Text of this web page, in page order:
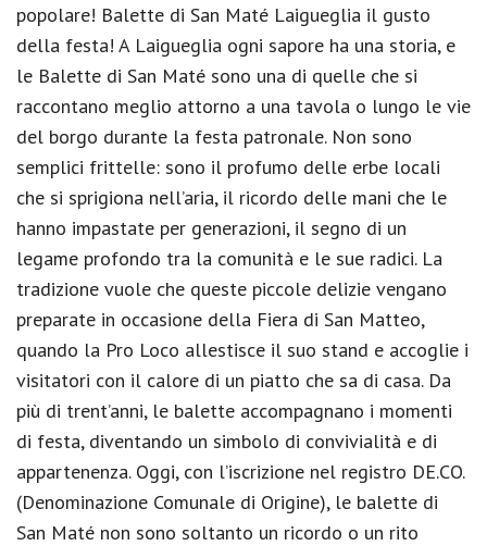
popolare! Balette di San Maté Laigueglia il gusto
della festa! A Laigueglia ogni sapore ha una storia, e
le Balette di San Maté sono una di quelle che si
raccontano meglio attorno a una tavola o lungo le vie
del borgo durante la festa patronale. Non sono
semplici frittelle: sono il profumo delle erbe locali
che si sprigiona nell’aria, il ricordo delle mani che le
hanno impastate per generazioni, il segno di un
legame profondo tra la comunità e le sue radici. La
tradizione vuole che queste piccole delizie vengano
preparate in occasione della Fiera di San Matteo,
quando la Pro Loco allestisce il suo stand e accoglie i
visitatori con il calore di un piatto che sa di casa. Da
più di trent’anni, le balette accompagnano i momenti
di festa, diventando un simbolo di convivialità e di
appartenenza. Oggi, con l’iscrizione nel registro DE.CO.
(Denominazione Comunale di Origine), le balette di
San Maté non sono soltanto un ricordo o un rito